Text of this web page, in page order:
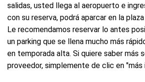
salidas, usted llega al aeropuerto e
con su reserva, podrá aparcar en la
Le recomendamos reservar lo antes
un parking que se llena mucho más
en temporada alta. Si quiere saber más
proveedor, simplemente de clic en "más